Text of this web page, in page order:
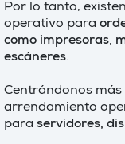
Por lo tanto,
operativo para
como impresoras,
escáneres.
Centrándonos
arrendamiento
para servidores,